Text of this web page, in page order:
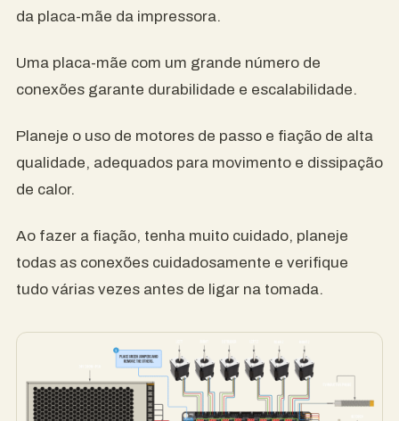
da placa-mãe da impressora.
Uma placa-mãe com um grande número de
conexões garante durabilidade e escalabilidade.
Planeje o uso de motores de passo e fiação de alta
qualidade, adequados para movimento e dissipação
de calor.
Ao fazer a fiação, tenha muito cuidado, planeje
todas as conexões cuidadosamente e verifique
tudo várias vezes antes de ligar na tomada.